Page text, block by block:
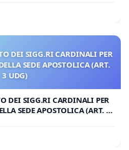
DEI SIGG.RI CARDINALI PER
SEDE APOSTOLICA (ART.
3 UDG)
DEI SIGG.RI CARDINALI PER
SEDE APOSTOLICA (ART. 3